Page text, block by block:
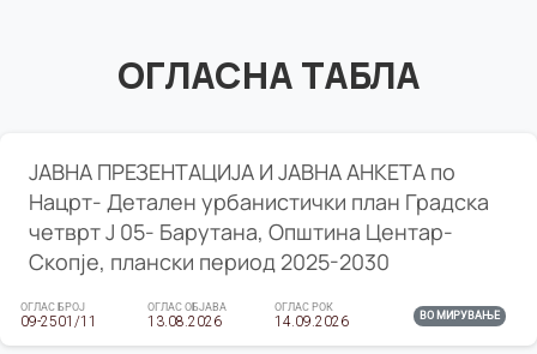
ОГЛАСНА ТАБЛА
ЈАВНА ПРЕЗЕНТАЦИЈА И ЈАВНА АНКЕТА по
Нацрт- Детален урбанистички план Градска
четврт Ј 05- Барутана, Општина Центар-
Скопје, плански период 2025-2030
ОГЛАС БРОЈ
09-2501/11
ОГЛАС ОБЈАВА
13.08.2026
ОГЛАС РОК
14.09.2026 ВО МИРУВАЊЕ